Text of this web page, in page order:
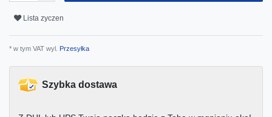
Lista zyczen
* w tym VAT wyl. Przesyłka
Szybka dostawa